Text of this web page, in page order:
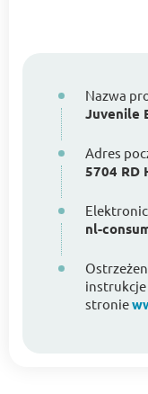
Nazwa
Juvenile
Adres
5704 RD
nl-
instrukcje
stronie